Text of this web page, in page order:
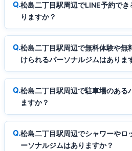
松島二丁目駅周辺でLINE予約で
りますか？
松島二丁目駅周辺で無料体験や無
けられるパーソナルジムはありま
松島二丁目駅周辺で駐車場のある
ますか？
松島二丁目駅周辺でシャワーやロ
ーソナルジムはありますか？